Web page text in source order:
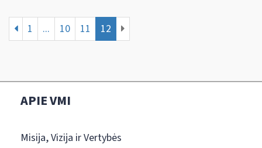
1 ... 10 11 12
APIE VMI
Misija, Vizija ir Vertybės